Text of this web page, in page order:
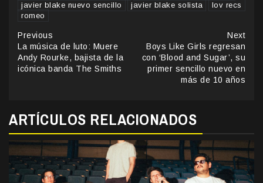
javier blake nuevo sencillo
javier blake solista
lov recs
romeo
Continue
Reading
Previous
La música de luto: Muere
Andy Rourke, bajista de la
icónica banda The Smiths
Next
Boys Like Girls regresan
con ‘Blood and Sugar’, su
primer sencillo nuevo en
más de 10 años
ARTÍCULOS RELACIONADOS